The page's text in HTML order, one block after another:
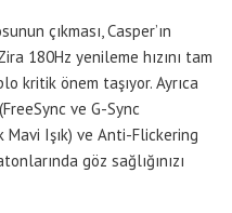
çıkması, Casper’ın
180Hz yenileme hızını tam
kritik önem taşıyor. Ayrıca
ve G-Sync
Işık) ve Anti-Flickering
göz sağlığınızı